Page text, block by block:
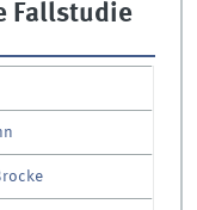
Fallstudie